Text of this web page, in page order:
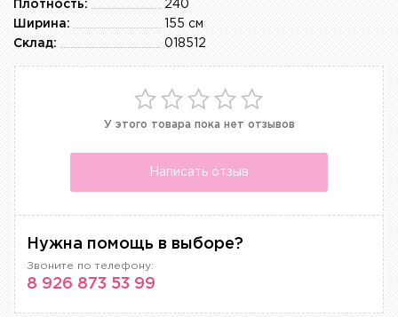
240
Плотность:
155 см
Ширина:
018512
Склад:
У этого товара пока нет отзывов
Написать отзыв
Нужна помощь в выборе?
Звоните по телефону:
8 926 873 53 99